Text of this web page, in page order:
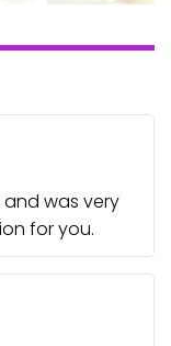
was very
for you.